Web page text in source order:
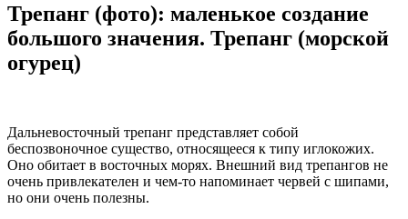
Трепанг (фото): маленькое создание
большого значения. Трепанг (морской
огурец)
Дальневосточный трепанг представляет собой
беспозвоночное существо, относящееся к типу иглокожих.
Оно обитает в восточных морях. Внешний вид трепангов не
очень привлекателен и чем-то напоминает червей с шипами,
но они очень полезны.